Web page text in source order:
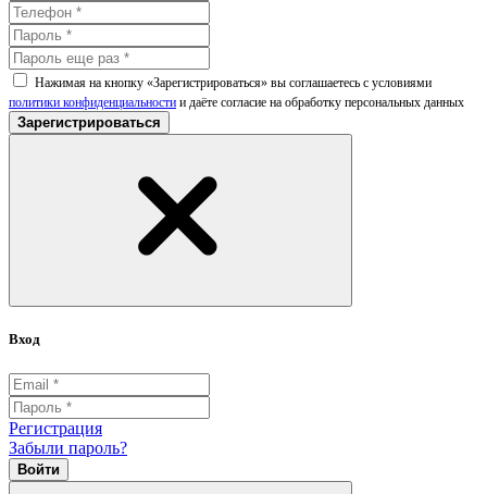
Нажимая на кнопку «Зарегистрироваться» вы соглашаетесь с условиями
политики конфиденциальности и даёте согласие на обработку персональных данных
Зарегистрироваться
Вход
Регистрация
Забыли пароль?
Войти